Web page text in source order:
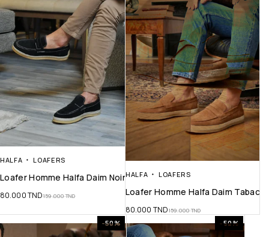
HALFA LOAFERS
Loafer Homme Halfa Daim Noir
159.000TND
80.000TND
HALFA LOAFERS
Loafer Homme Halfa Daim Tabac
159.000TND
80.000 TND
-50% -50%